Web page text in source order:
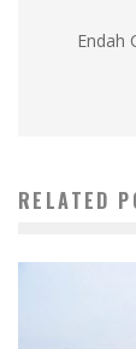
Endah
RELATED